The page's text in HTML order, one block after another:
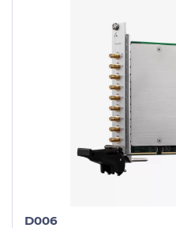
D006